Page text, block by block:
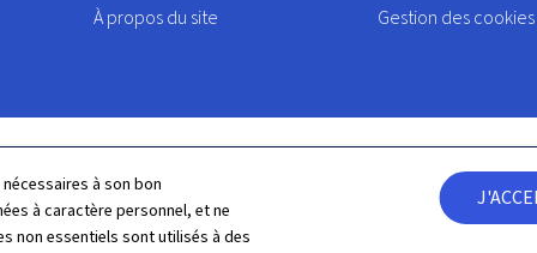
à son bon
à caractère personnel, et ne
non essentiels sont utilisés à des
À propos du site Gestion des cookies